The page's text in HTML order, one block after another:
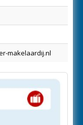
makelaardij.nl